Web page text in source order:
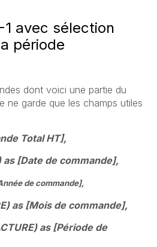
avec sélection
période
dont voici une partie du
ne garde que les champs utiles
Total HT],
as [Date de commande],
de commande],
as [Mois de commande],
as [Période de